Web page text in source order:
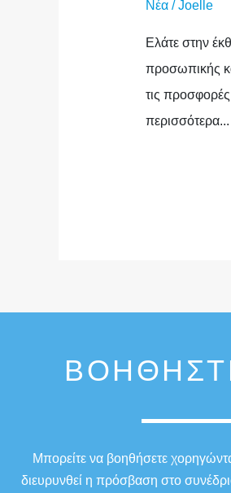
Νέα/Joelle
Ελάτε στην
προσωπικής
τις
περισσότερα...
Μπορείτε να βοηθήσετε
διευρυνθεί η πρόσβαση στο